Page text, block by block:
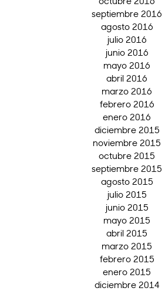
septiembre 2016
agosto 2016
julio 2016
junio 2016
mayo 2016
abril 2016
marzo 2016
febrero 2016
enero 2016
diciembre 2015
noviembre 2015
octubre 2015
septiembre 2015
agosto 2015
julio 2015
junio 2015
mayo 2015
abril 2015
marzo 2015
febrero 2015
enero 2015
diciembre 2014